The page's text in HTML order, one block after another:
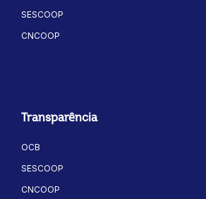
SESCOOP
CNCOOP
Transparência
OCB
SESCOOP
CNCOOP